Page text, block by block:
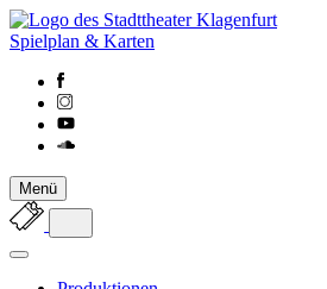
Spielplan & Karten
Menü